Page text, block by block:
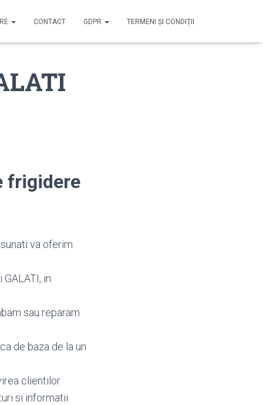
CONTACT GDPR TERMENI ȘI CONDIȚII
frigidere
va oferim
in
sau reparam
de baza de la un
clientilor
si informatii